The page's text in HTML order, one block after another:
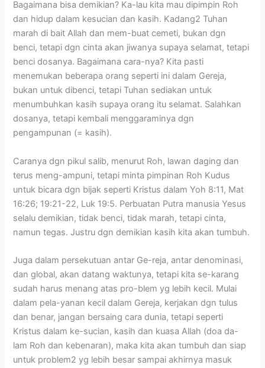
Bagaimana bisa demikian? Ka-lau kita mau dipimpin Roh
dan hidup dalam kesucian dan kasih. Kadang2 Tuhan
marah di bait Allah dan mem-buat cemeti, bukan dgn
benci, tetapi dgn cinta akan jiwanya supaya selamat, tetapi
benci dosanya. Bagaimana cara-nya? Kita pasti
menemukan beberapa orang seperti ini dalam Gereja,
bukan untuk dibenci, tetapi Tuhan sediakan untuk
menumbuhkan kasih supaya orang itu selamat. Salahkan
dosanya, tetapi kembali menggaraminya dgn
pengampunan (= kasih).
Caranya dgn pikul salib, menurut Roh, lawan daging dan
terus meng-ampuni, tetapi minta pimpinan Roh Kudus
untuk bicara dgn bijak seperti Kristus dalam Yoh 8:11, Mat
16:26; 19:21-22, Luk 19:5. Perbuatan Putra manusia Yesus
selalu demikian, tidak benci, tidak marah, tetapi cinta,
namun tegas. Justru dgn demikian kasih kita akan tumbuh.
Juga dalam persekutuan antar Ge-reja, antar denominasi,
dan global, akan datang waktunya, tetapi kita se-karang
sudah harus menang atas pro-blem yg lebih kecil. Mulai
dalam pela-yanan kecil dalam Gereja, kerjakan dgn tulus
dan benar, jangan bersaing cara dunia, tetapi seperti
Kristus dalam ke-sucian, kasih dan kuasa Allah (doa da-
lam Roh dan kebenaran), maka kita akan tumbuh dan siap
untuk problem2 yg lebih besar sampai akhirnya masuk